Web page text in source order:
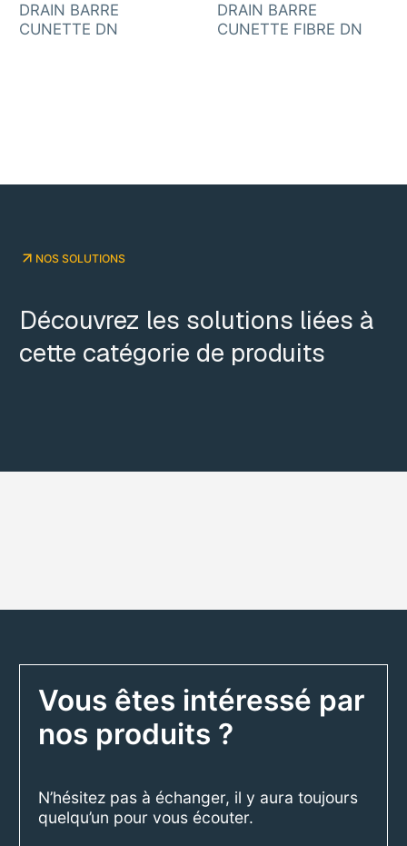
DRAIN BARRE
CUNETTE DN
DRAIN BARRE
CUNETTE FIBRE DN
NOS SOLUTIONS
Découvrez les solutions liées à
cette catégorie de produits
Vous êtes intéressé par
nos produits ?
N’hésitez pas à échanger, il y aura toujours
quelqu’un pour vous écouter.